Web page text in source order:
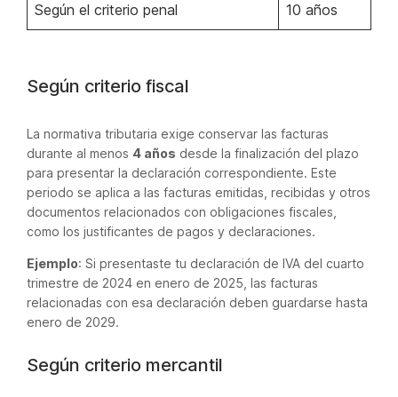
Según el criterio penal 10 años
Según criterio fiscal
La normativa tributaria exige conservar las facturas
durante al menos 4 años desde la finalización del plazo
para presentar la declaración correspondiente. Este
periodo se aplica a las facturas emitidas, recibidas y otros
documentos relacionados con obligaciones fiscales,
como los justificantes de pagos y declaraciones.
Ejemplo: Si presentaste tu declaración de IVA del cuarto
trimestre de 2024 en enero de 2025, las facturas
relacionadas con esa declaración deben guardarse hasta
enero de 2029.
Según criterio mercantil